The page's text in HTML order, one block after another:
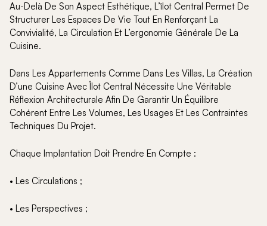
Au-Delà De Son Aspect Esthétique, L’îlot Central Permet De
Structurer Les Espaces De Vie Tout En Renforçant La
Convivialité, La Circulation Et L’ergonomie Générale De La
Cuisine.
Dans Les Appartements Comme Dans Les Villas, La Création
D’une Cuisine Avec Îlot Central Nécessite Une Véritable
Réflexion Architecturale Afin De Garantir Un Équilibre
Cohérent Entre Les Volumes, Les Usages Et Les Contraintes
Techniques Du Projet.
Chaque Implantation Doit Prendre En Compte :
• Les Circulations ;
• Les Perspectives ;